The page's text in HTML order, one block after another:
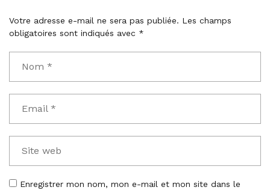
Votre adresse e-mail ne sera pas publiée. Les champs
obligatoires sont indiqués avec *
Enregistrer mon nom, mon e-mail et mon site dans le